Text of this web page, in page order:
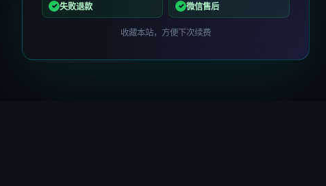
失败退款 微信售后
收藏本站，方便下次续费